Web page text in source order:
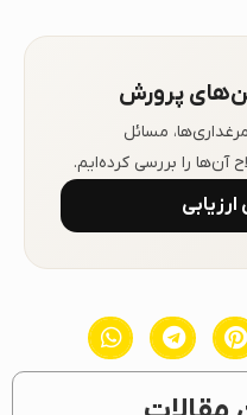
پرورش
مسائل
را بررسی کرده‌ایم.